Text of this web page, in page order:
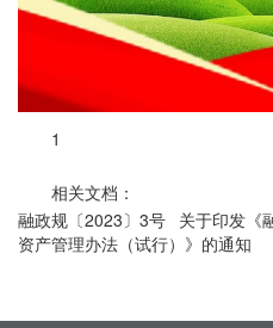
1
相关文档：
融政规〔2023〕3号 关于印发《
资产管理办法（试行）》的通知